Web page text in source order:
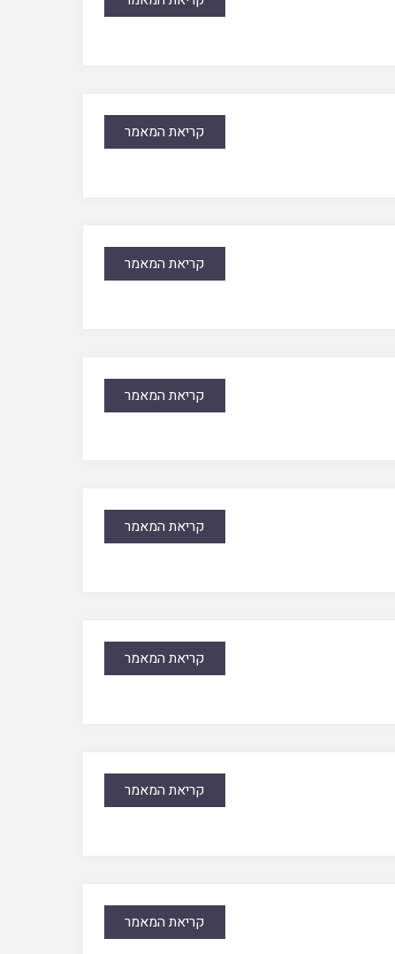
קריאת המאמר
קריאת המאמר
קריאת המאמר
קריאת המאמר
קריאת המאמר
קריאת המאמר
קריאת המאמר